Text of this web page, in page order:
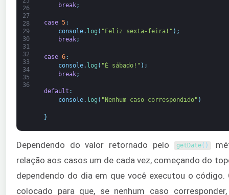
26
27
28
29
30
31
32
33
34
35
36
break;
case 5:
console. log ( "Feliz sexta-feira!" ) ;
break;
case 6:
console. log ( "É sábado!" ) ;
break;
default :
console. log ( "Nenhum caso correspondido" )
}
Dependendo do valor retornado pelo getDate( )
relação aos casos um de cada vez, começando do
dependendo do dia em que você executou o
colocado para que, se nenhum caso